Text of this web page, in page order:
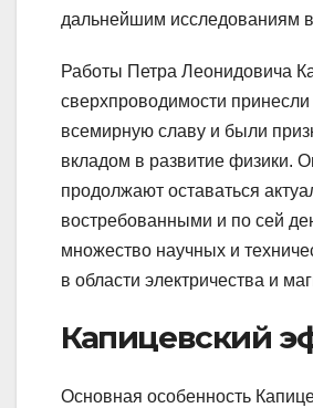
дальнейшим исследованиям в
Работы Петра Леонидовича
сверхпроводимости
всемирную славу и были
вкладом в развитие физики.
продолжают оставаться
востребованными и по сей
множество научных и
в области электричества и
Капицевский
Основная особенность